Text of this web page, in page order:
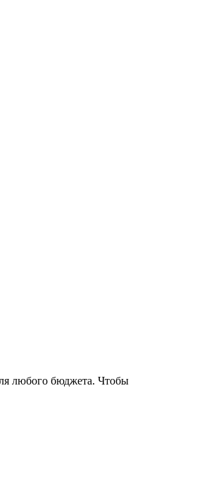
любого бюджета. Чтобы